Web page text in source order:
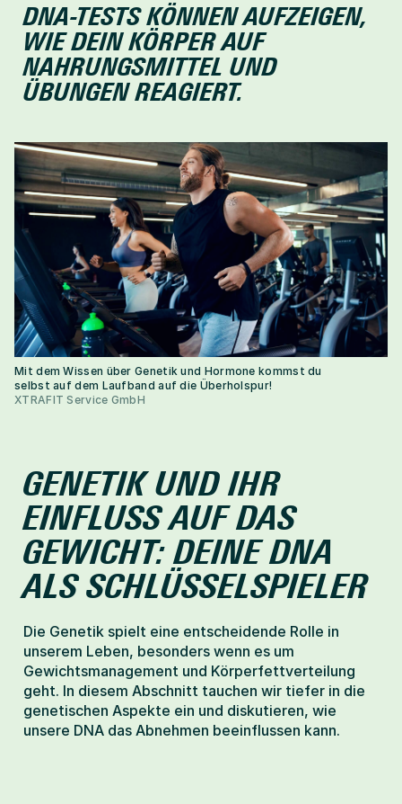
DNA-TESTS KÖNNEN AUFZEIGEN,
WIE DEIN KÖRPER AUF
NAHRUNGSMITTEL UND
ÜBUNGEN REAGIERT.
Mit dem Wissen über Genetik und Hormone kommst du
selbst auf dem Laufband auf die Überholspur!
XTRAFIT Service GmbH
GENETIK UND IHR
EINFLUSS AUF DAS
GEWICHT: DEINE DNA
ALS SCHLÜSSELSPIELER
Die Genetik spielt eine entscheidende Rolle in
unserem Leben, besonders wenn es um
Gewichtsmanagement und Körperfettverteilung
geht. In diesem Abschnitt tauchen wir tiefer in die
genetischen Aspekte ein und diskutieren, wie
unsere DNA das Abnehmen beeinflussen kann.